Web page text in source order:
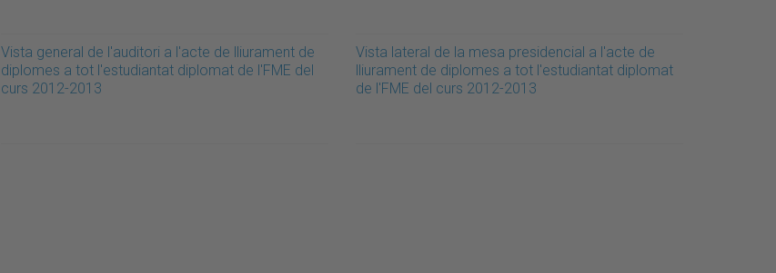
Vista general de l'auditori a l'acte de lliurament de
diplomes a tot l'estudiantat diplomat de l'FME del
curs 2012-2013
Vista lateral de la mesa presidencial a l'acte de
lliurament de diplomes a tot l'estudiantat diplomat
de l'FME del curs 2012-2013